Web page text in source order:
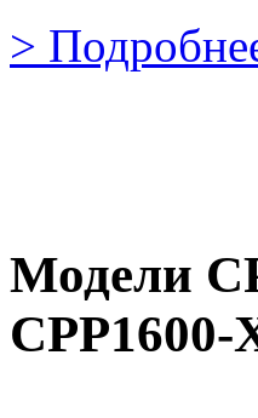
>
Модели
CPP1600-